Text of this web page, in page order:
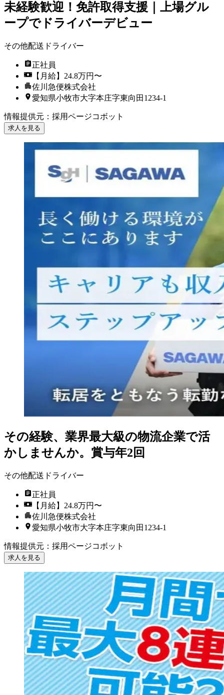
未経験歓迎！免許取得支援｜上場グル
ープでドライバーデビュー
その他配送ドライバー
正社員
【月給】24.8万円〜
佐川急便株式会社
愛知県小牧市大字本庄字東向田1234-1
情報提供元 ： 採用ページコボット
求人を見る
その経験、業界最大級の物流企業で活
かしませんか。賞与年2回
その他配送ドライバー
正社員
【月給】24.8万円〜
佐川急便株式会社
愛知県小牧市大字本庄字東向田1234-1
情報提供元 ： 採用ページコボット
求人を見る